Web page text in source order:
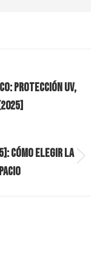
Protección UV,
Cómo Elegir la